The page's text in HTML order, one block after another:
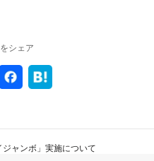
シェア
ジャンボ」実施について